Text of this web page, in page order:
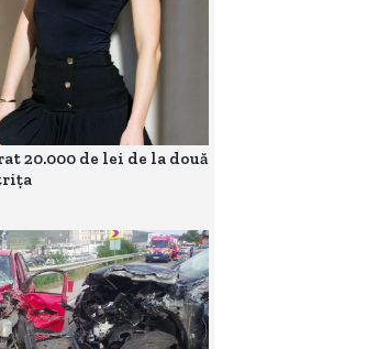
20.000 de lei de la două